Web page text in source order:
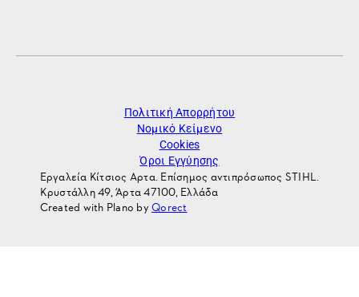
Πολιτική Απορρήτου
Νομικό Κείμενο
Cookies
Όροι Εγγύησης
Εργαλεία Κίτσιος Αρτα. Επίσημος αντιπρόσωπος STIHL.
Κρυστάλλη 49, Άρτα 47100, Ελλάδα
Created with Plano byQorect